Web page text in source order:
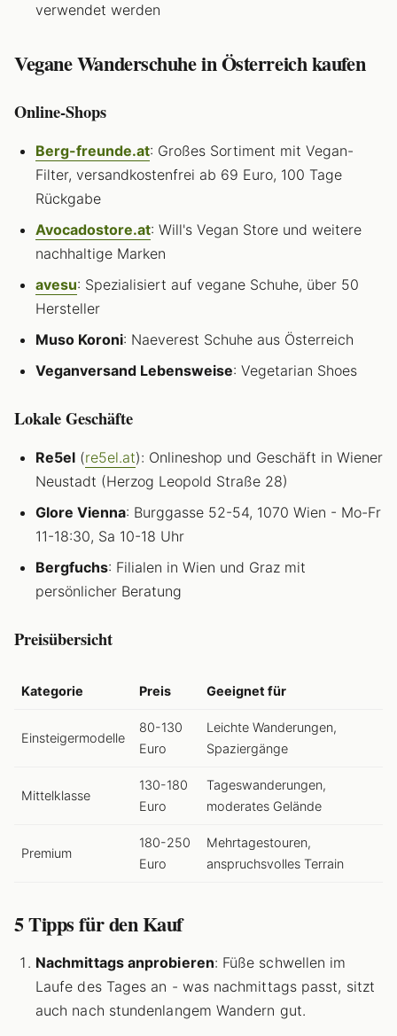
verwendet werden
Vegane Wanderschuhe in Österreich kaufen
Online-Shops
Berg-freunde.at: Großes Sortiment mit Vegan-
Filter, versandkostenfrei ab 69 Euro, 100 Tage
Rückgabe
Avocadostore.at: Will's Vegan Store und weitere
nachhaltige Marken
avesu: Spezialisiert auf vegane Schuhe, über 50
Hersteller
Muso Koroni: Naeverest Schuhe aus Österreich
Veganversand Lebensweise: Vegetarian Shoes
Lokale Geschäfte
Re5el (re5el.at): Onlineshop und Geschäft in Wiener
Neustadt (Herzog Leopold Straße 28)
Glore Vienna: Burggasse 52-54, 1070 Wien - Mo-Fr
11-18:30, Sa 10-18 Uhr
Bergfuchs: Filialen in Wien und Graz mit
persönlicher Beratung
Preisübersicht
Kategorie Preis Geeignet für
Einsteigermodelle
80-130
Euro
Leichte Wanderungen,
Spaziergänge
Mittelklasse
130-180
Euro
Tageswanderungen,
moderates Gelände
Premium
180-250
Euro
Mehrtagestouren,
anspruchsvolles Terrain
5 Tipps für den Kauf
Nachmittags anprobieren: Füße schwellen im
Laufe des Tages an - was nachmittags passt, sitzt
auch nach stundenlangem Wandern gut.